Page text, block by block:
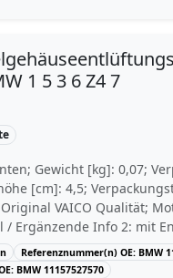
1 5 3 6 Z4 7
Gewicht [kg]: 0,07;
[cm]: 4,5;
VAICO Qualität;
Ergänzende Info 2: mit
26306; Baujahr bis: 02/
ab: 01/2007, 11/
Referenznummer(n) OE: BMW
BMW 11157527570